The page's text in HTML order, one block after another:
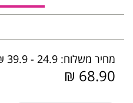
מחיר משלוח: 24.9 - 39.9 ₪
68.90 ₪